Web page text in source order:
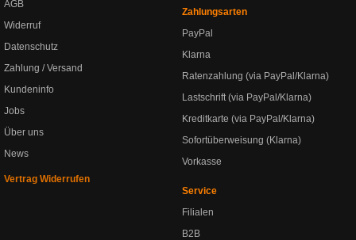
AGB
Widerruf
Datenschutz
Zahlung / Versand
Kundeninfo
Jobs
Über uns
News
Vertrag Widerrufen
Zahlungsarten
PayPal
Klarna
Ratenzahlung (via PayPal/Klarna)
Lastschrift (via PayPal/Klarna)
Kreditkarte (via PayPal/Klarna)
Sofortüberweisung (Klarna)
Vorkasse
Service
Filialen
B2B